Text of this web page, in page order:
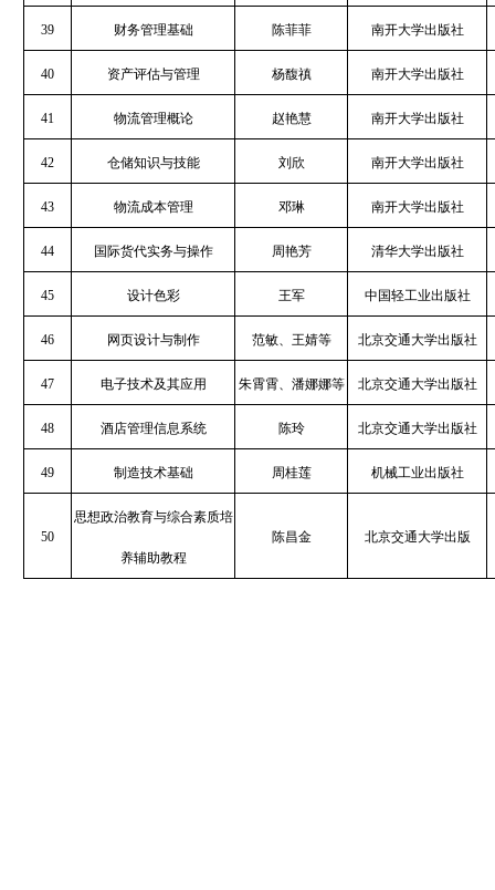
39 财务管理基础 陈菲菲 南开大学出版社
40 资产评估与管理 杨馥禛 南开大学出版社
41 物流管理概论 赵艳慧 南开大学出版社
42 仓储知识与技能 刘欣 南开大学出版社
43 物流成本管理 邓琳 南开大学出版社
44 国际货代实务与操作 周艳芳 清华大学出版社
45 设计色彩 王军 中国轻工业出版社
46 网页设计与制作 范敏、王婧等 北京交通大学出版社
47 电子技术及其应用 朱霄霄、潘娜娜等 北京交通大学出版社
48 酒店管理信息系统 陈玲 北京交通大学出版社
49 制造技术基础 周桂莲 机械工业出版社
50
思想政治教育与综合素质培
养辅助教程
陈昌金 北京交通大学出版